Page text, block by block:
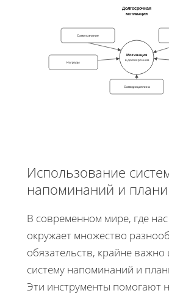
Долгосрочная
мотивация
Мотивация
в долгосрочном
Самопознание
Награды
Самодисциплина
Использование
напоминаний и
В современном мире, где
окружает множество
обязательств, крайне важно
систему напоминаний и
Эти инструменты помогают